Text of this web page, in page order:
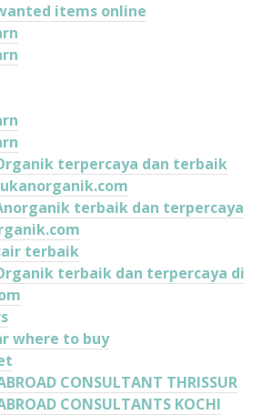
items online
terpercaya dan terbaik
terbaik dan terpercaya
terbaik
terbaik dan terpercaya di
where to buy
CONSULTANT THRISSUR
CONSULTANTS KOCHI